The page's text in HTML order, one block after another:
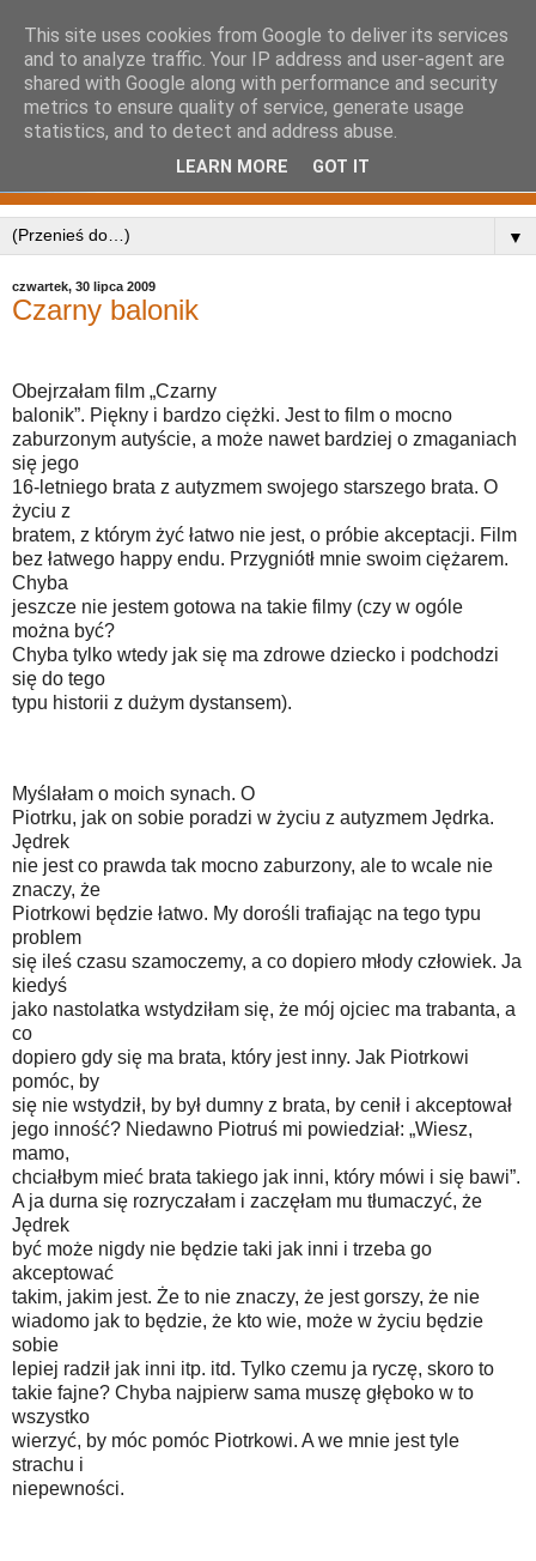
▼
czwartek, 30 lipca 2009
Czarny balonik
Obejrzałam film „Czarny
balonik”. Piękny i bardzo ciężki. Jest to film o mocno
zaburzonym autyście, a może nawet bardziej o zmaganiach
się jego
16-letniego brata z autyzmem swojego starszego brata. O
życiu z
bratem, z którym żyć łatwo nie jest, o próbie akceptacji. Film
bez łatwego happy endu. Przygniótł mnie swoim ciężarem.
Chyba
jeszcze nie jestem gotowa na takie filmy (czy w ogóle
można być?
Chyba tylko wtedy jak się ma zdrowe dziecko i podchodzi
się do tego
typu historii z dużym dystansem).
Myślałam o moich synach. O
Piotrku, jak on sobie poradzi w życiu z autyzmem Jędrka.
Jędrek
nie jest co prawda tak mocno zaburzony, ale to wcale nie
znaczy, że
Piotrkowi będzie łatwo. My dorośli trafiając na tego typu
problem
się ileś czasu szamoczemy, a co dopiero młody człowiek. Ja
kiedyś
jako nastolatka wstydziłam się, że mój ojciec ma trabanta, a
co
dopiero gdy się ma brata, który jest inny. Jak Piotrkowi
pomóc, by
się nie wstydził, by był dumny z brata, by cenił i akceptował
jego inność? Niedawno Piotruś mi powiedział: „Wiesz,
mamo,
chciałbym mieć brata takiego jak inni, który mówi i się bawi”.
A ja durna się rozryczałam i zaczęłam mu tłumaczyć, że
Jędrek
być może nigdy nie będzie taki jak inni i trzeba go
akceptować
takim, jakim jest. Że to nie znaczy, że jest gorszy, że nie
wiadomo jak to będzie, że kto wie, może w życiu będzie
sobie
lepiej radził jak inni itp. itd. Tylko czemu ja ryczę, skoro to
takie fajne? Chyba najpierw sama muszę głęboko w to
wszystko
wierzyć, by móc pomóc Piotrkowi. A we mnie jest tyle
strachu i
niepewności.
This site uses cookies from Google to deliver its services
and to analyze traffic. Your IP address and user-agent are
shared with Google along with performance and security
metrics to ensure quality of service, generate usage
statistics, and to detect and address abuse.
LEARN MORE GOT IT